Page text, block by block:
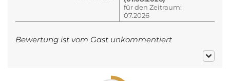
für den Zeitraum:
07.2026
Bewertung ist vom Gast unkommentiert